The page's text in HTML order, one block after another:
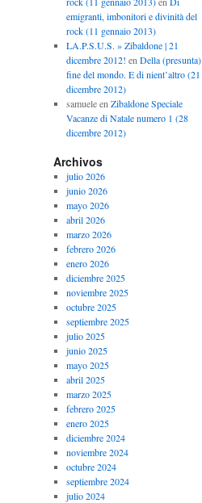
emigranti, imbonitori e divinità del
rock (11 gennaio 2013)
LA.P.S.U.S. » Zibaldone | 21
dicembre 2012! en Della (presunta)
fine del mondo. E di nient’altro (21
dicembre 2012)
samueleen Zibaldone Speciale
Vacanze di Natale numero 1 (28
dicembre 2012)
Archivos
julio 2026
junio 2026
mayo 2026
abril 2026
marzo 2026
febrero 2026
enero 2026
diciembre 2025
noviembre 2025
octubre 2025
septiembre 2025
julio 2025
junio 2025
mayo 2025
abril 2025
marzo 2025
febrero 2025
enero 2025
diciembre 2024
noviembre 2024
octubre 2024
septiembre 2024
julio 2024